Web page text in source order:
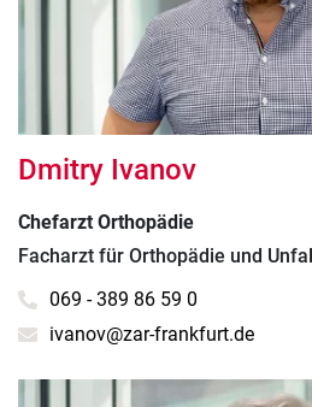
Dmitry Ivanov
Chefarzt Orthopädie
Facharzt für Orthopädie und
069 - 389 86 59 0
ivanov@zar-frankfurt.de